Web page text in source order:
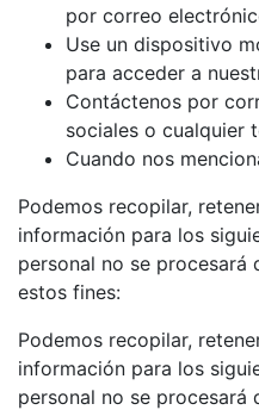
por correo
Use un dispositivo
para acceder a
Contáctenos por
sociales o cualquier
Cuando nos
Podemos recopilar,
información para los
personal no se procesará
estos fines:
Podemos recopilar,
información para los
personal no se procesará